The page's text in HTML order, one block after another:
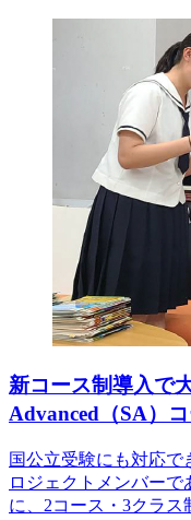
新コース制導入で
Advanced（SA）コ
国公立受験にも対応
ロジェクトメンバー
に、2コース・3クラ